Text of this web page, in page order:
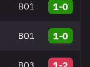
BO1 1-0
BO1 1-0